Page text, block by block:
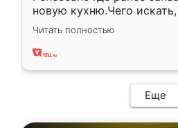
новую кухню.Чего
вполне довольна. Служит
два года, нареканий нет.
Читать полностью
Еще